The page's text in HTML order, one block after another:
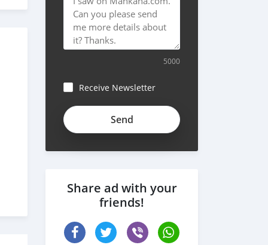
5000
Receive Newsletter
Share ad with your
friends!